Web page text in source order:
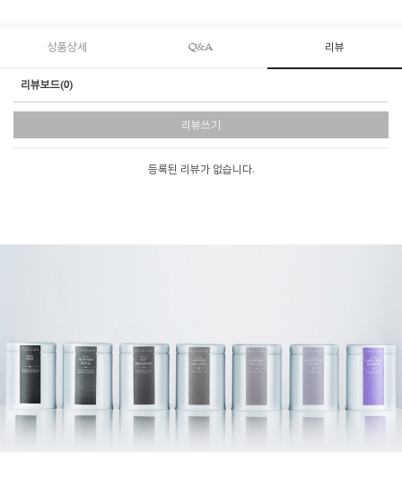
상품상세 Q&A 리뷰
리뷰보드(0)
리뷰쓰기
등록된 리뷰가 없습니다.